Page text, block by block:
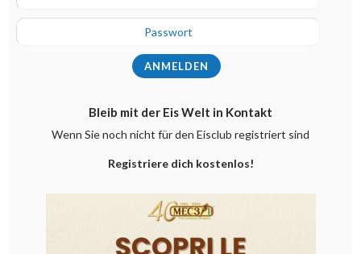
Bleib mit der Eis Welt in Kontakt
Wenn Sie noch nicht für den Eisclub registriert sind
Registriere dich kostenlos!